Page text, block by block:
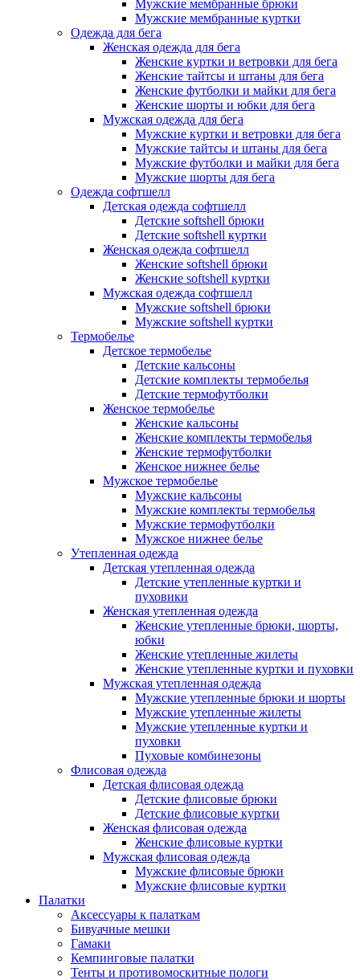
Мужские мембранные брюки
Мужские мембранные куртки
Одежда для бега
Женская одежда для бега
Женские куртки и ветровки для бега
Женские тайтсы и штаны для бега
Женские футболки и майки для бега
Женские шорты и юбки для бега
Мужская одежда для бега
Мужские куртки и ветровки для бега
Мужские тайтсы и штаны для бега
Мужские футболки и майки для бега
Мужские шорты для бега
Одежда софтшелл
Детская одежда софтшелл
Детские softshell брюки
Детские softshell куртки
Женская одежда софтшелл
Женские softshell брюки
Женские softshell куртки
Мужская одежда софтшелл
Мужские softshell брюки
Мужские softshell куртки
Термобелье
Детское термобелье
Детские кальсоны
Детские комплекты термобелья
Детские термофутболки
Женское термобелье
Женские кальсоны
Женские комплекты термобелья
Женские термофутболки
Женское нижнее белье
Мужское термобелье
Мужские кальсоны
Мужские комплекты термобелья
Мужские термофутболки
Мужское нижнее белье
Утепленная одежда
Детская утепленная одежда
Детские утепленные куртки и
пуховики
Женская утепленная одежда
Женские утепленные брюки, шорты,
юбки
Женские утепленные жилеты
Женские утепленные куртки и пуховки
Мужская утепленная одежда
Мужские утепленные брюки и шорты
Мужские утепленные жилеты
Мужские утепленные куртки и
пуховки
Пуховые комбинезоны
Флисовая одежда
Детская флисовая одежда
Детские флисовые брюки
Детские флисовые куртки
Женская флисовая одежда
Женские флисовые куртки
Мужская флисовая одежда
Мужские флисовые брюки
Мужские флисовые куртки
Палатки
Аксессуары к палаткам
Бивуачные мешки
Гамаки
Кемпинговые палатки
Тенты и противомоскитные пологи